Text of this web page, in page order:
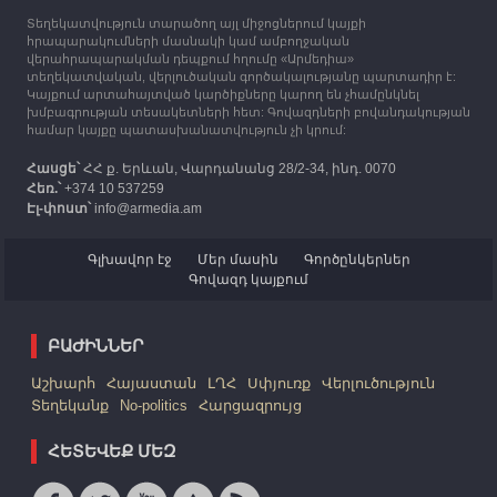
12:25 30.09.2023
Հայաստան է ժամանել բռնի տեղահանված 100
հազար 417 արցախցի
Տեղեկատվություն տարածող այլ միջոցներում կայքի
հրապարակումների մասնակի կամ ամբողջական
վերահրապարակման դեպքում հղումը «Արմեդիա»
տեղեկատվական, վերլուծական գործակալությանը պարտադիր է:
Կայքում արտահայտված կարծիքները կարող են չհամընկնել
խմբագրության տեսակետների հետ: Գովազդների բովանդակության
համար կայքը պատասխանատվություն չի կրում:
Հասցե՝ՀՀ ք. Երևան, Վարդանանց 28/2-34, ինդ. 0070
Հեռ.՝+374 10 537259
Էլ-փոստ՝info@armedia.am
Գլխավոր էջ Մեր մասին
Գործընկերներ
Գովազդ կայքում
ԲԱԺԻՆՆԵՐ
Աշխարհ Հայաստան ԼՂՀ Սփյուռք
Վերլուծություն
Տեղեկանք
No-politics Հարցազրույց
ՀԵՏԵՎԵՔ ՄԵԶ